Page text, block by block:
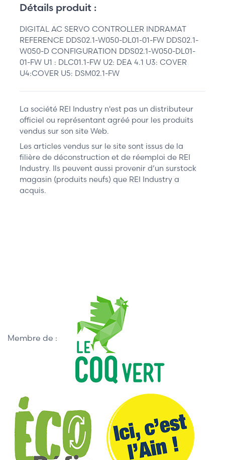
Détails produit :
DIGITAL AC SERVO CONTROLLER INDRAMAT
REFERENCE DDS02.1-W050-DL01-01-FW DDS02.1-
W050-D CONFIGURATION DDS02.1-W050-DL01-
01-FW U1 : DLC01.1-FW U2: DEA 4.1 U3: COVER
U4:COVER U5: DSM02.1-FW
La société REI Industry n'est pas un distributeur
officiel ou représentant agréé pour les produits
vendus sur son site Web.
Les articles vendus sur le site sont issus de la
filière de déconstruction et de réemploi de REI
Industry. Ils peuvent aussi provenir d’un surstock
magasin (produits neufs) que REI Industry a
acquis.
Membre de :